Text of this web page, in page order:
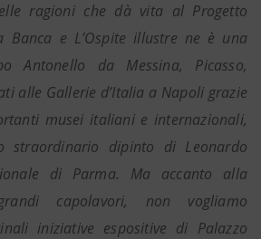
ragioni che dà vita al Progetto
Banca e L’Ospite illustre ne è una
Antonello da Messina, Picasso,
alle Gallerie d’Italia a Napoli grazie
musei italiani e internazionali,
straordinario dipinto di Leonardo
di Parma. Ma accanto alla
capolavori, non vogliamo
iniziative espositive di Palazzo